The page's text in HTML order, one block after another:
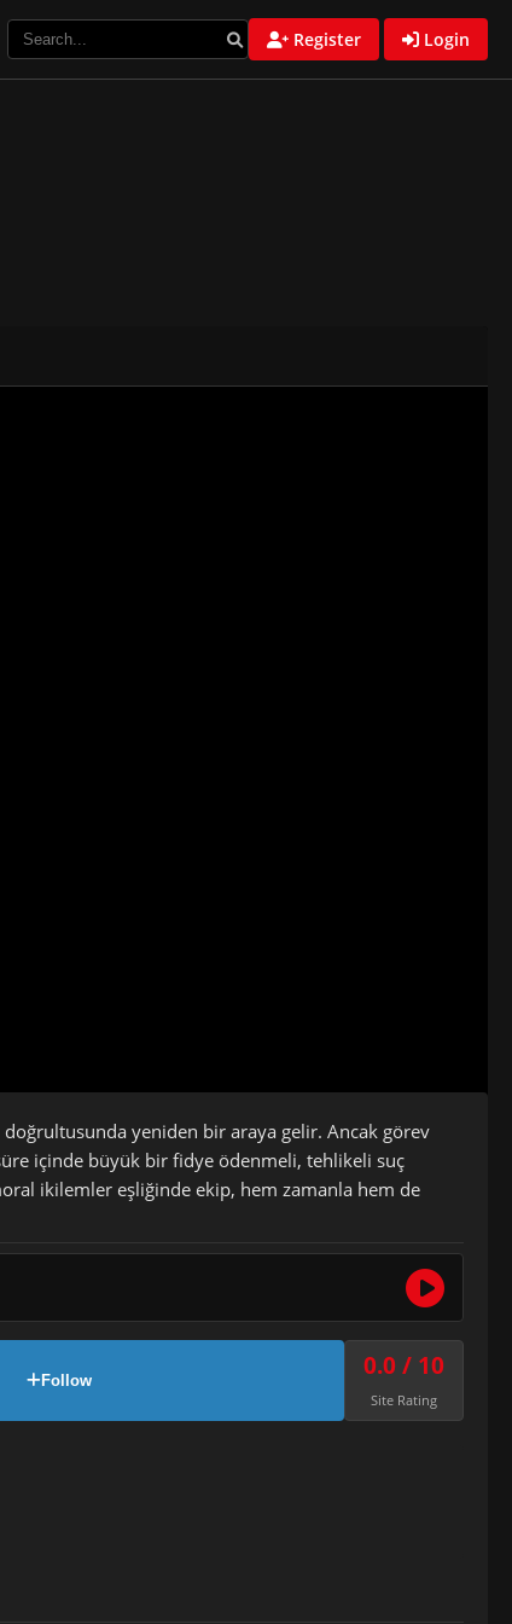
Register Login
doğrultusunda yeniden bir araya gelir. Ancak görev
içinde büyük bir fidye ödenmeli, tehlikeli suç
ikilemler eşliğinde ekip, hem zamanla hem de
Follow 0.0 / 10
Site Rating